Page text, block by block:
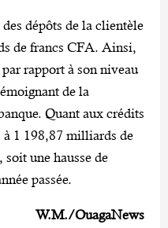
dépôts de la clientèle
de francs CFA. Ainsi,
rapport à son niveau
de la
Quant aux crédits
à 1 198,87 milliards de
une hausse de
passée.
W.M./OuagaNews